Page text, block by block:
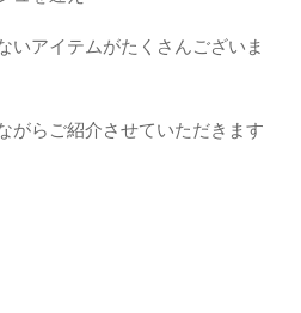
いアイテムがたくさんございま
がらご紹介させていただきます